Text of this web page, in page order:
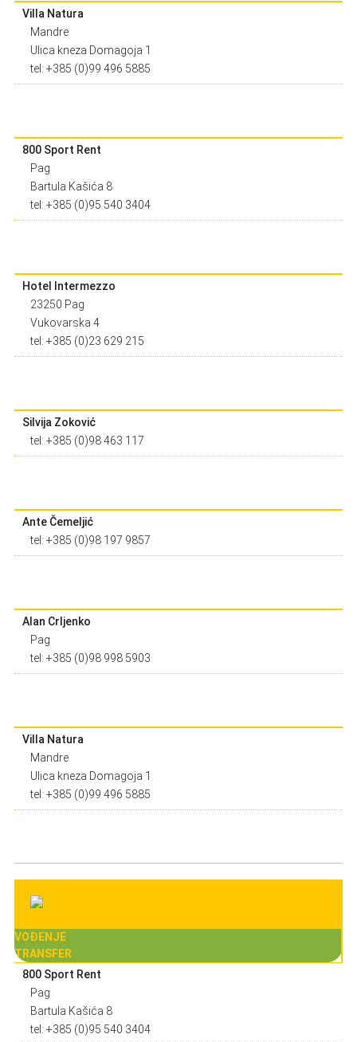
Villa Natura
Mandre
Ulica kneza Domagoja 1
tel: +385 (0)99 496 5885
800 Sport Rent
Pag
Bartula Kašića 8
tel: +385 (0)95 540 3404
Hotel Intermezzo
23250 Pag
Vukovarska 4
tel: +385 (0)23 629 215
Silvija Zoković
tel: +385 (0)98 463 117
Ante Čemeljić
tel: +385 (0)98 197 9857
Alan Crljenko
Pag
tel: +385 (0)98 998 5903
Villa Natura
Mandre
Ulica kneza Domagoja 1
tel: +385 (0)99 496 5885
VOĐENJE
TRANSFER
800 Sport Rent
Pag
Bartula Kašića 8
tel: +385 (0)95 540 3404